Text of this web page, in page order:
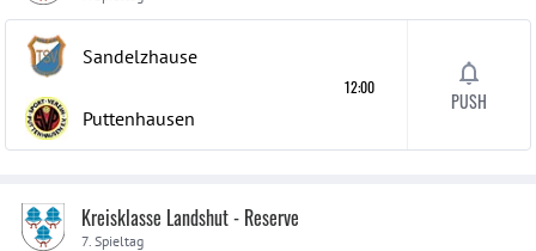
Sandelzhause
Puttenhausen
12:00
PUSH
Kreisklasse Landshut - Reserve
7. Spieltag